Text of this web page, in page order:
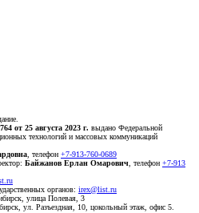
от 25 августа 2023 г. выдано Федеральной
технологий и массовых коммуникаций
, телефон +7-913-760-0689
Байжанов Ерлан Омарович , телефон +7-913
органов: irex@list.ru
улица Полевая, 3
ул. Разъездная, 10, цокольный этаж, офис 5.